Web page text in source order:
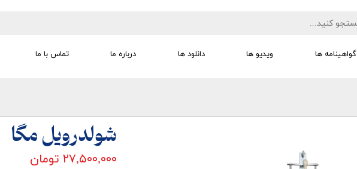
تجهیزات مکانوتراپی تجهیزات الکترو تراپی
گواهینامه ها ویدیو ها دانلود ها درباره ما تماس با ما
شولدرویل مگا
۲۷,۵۰۰,۰۰۰ تومان